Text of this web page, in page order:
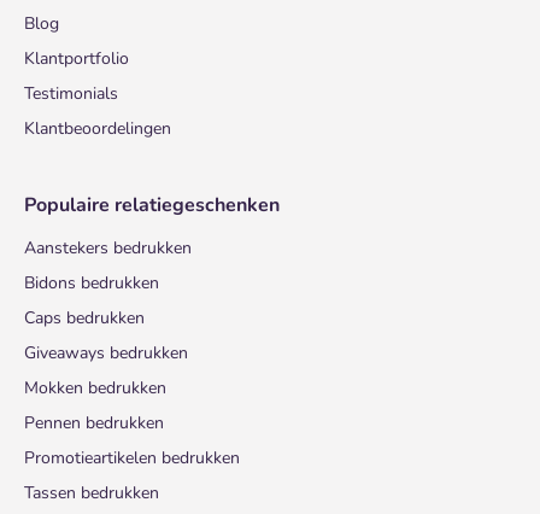
Blog
Klantportfolio
Testimonials
Klantbeoordelingen
Populaire relatiegeschenken
Aanstekers bedrukken
Bidons bedrukken
Caps bedrukken
Giveaways bedrukken
Mokken bedrukken
Pennen bedrukken
Promotieartikelen bedrukken
Tassen bedrukken